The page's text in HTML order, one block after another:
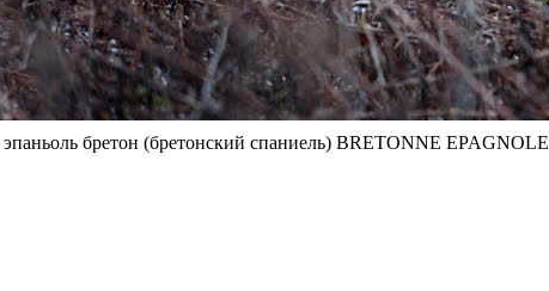
бретон (бретонский спаниель) BRETONNE EPAGNOLE